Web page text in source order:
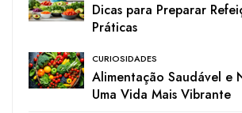
Dicas para Preparar
Práticas
CURIOSIDADES
Alimentação Saudável e
Uma Vida Mais Vibrante